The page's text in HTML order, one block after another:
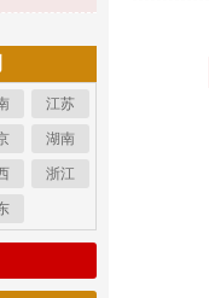
江苏
湖南
浙江